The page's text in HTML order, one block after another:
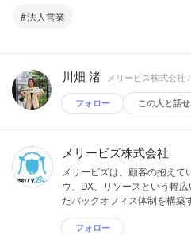
法人営業
川畑 渚 メリービズ株式会社
フォロー この人と話
メリービズ株式会社
メリービズは、顧客の抱え
ウ、DX、リソースという幅
たバックオフィス体制を構築
フォロー